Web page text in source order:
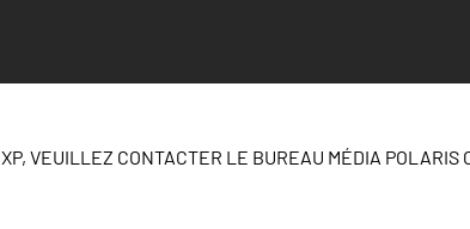
VEUILLEZ CONTACTER LE BUREAU MÉDIA POLARIS